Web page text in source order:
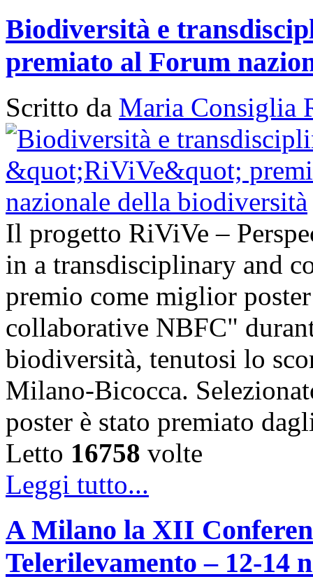
Biodiversità e
premiato al Forum
Scritto da Maria Consiglia
Il progetto RiViVe –
in a transdisciplinary and
premio come miglior
collaborative NBFC"
biodiversità, tenutosi lo
Milano-Bicocca.
poster è stato premiato
Letto 16758 volte
Leggi tutto...
A Milano la XII
Telerilevamento – 12-14